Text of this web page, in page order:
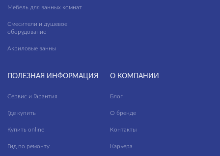
Мебель для ванных комнат
Смесители и душевое
оборудование
Акриловые ванны
ПОЛЕЗНАЯ ИНФОРМАЦИЯ
Сервис и Гарантия
Где купить
Купить online
Гид по ремонту
О КОМПАНИИ
Блог
О бренде
Контакты
Карьера